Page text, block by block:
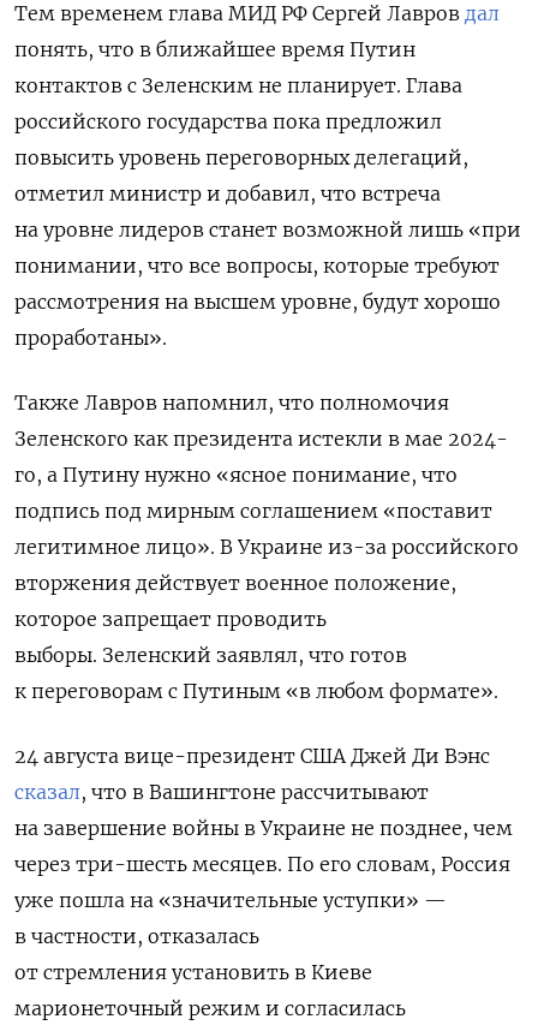
Тем временем глава МИД РФ Сергей Лавров дал
понять, что в ближайшее время Путин
контактов с Зеленским не планирует. Глава
российского государства пока предложил
повысить уровень переговорных делегаций,
отметил министр и добавил, что встреча
на уровне лидеров станет возможной лишь «при
понимании, что все вопросы, которые требуют
рассмотрения на высшем уровне, будут хорошо
проработаны».
Также Лавров напомнил, что полномочия
Зеленского как президента истекли в мае 2024-
го, а Путину нужно «ясное понимание, что
подпись под мирным соглашением «поставит
легитимное лицо». В Украине из-за российского
вторжения действует военное положение,
которое запрещает проводить
выборы. Зеленский заявлял, что готов
к переговорам с Путиным «в любом формате».
24 августа вице-президент США Джей Ди Вэнс
сказал, что в Вашингтоне рассчитывают
на завершение войны в Украине не позднее, чем
через три-шесть месяцев. По его словам, Россия
уже пошла на «значительные уступки» —
в частности, отказалась
от стремления установить в Киеве
марионеточный режим и согласилась